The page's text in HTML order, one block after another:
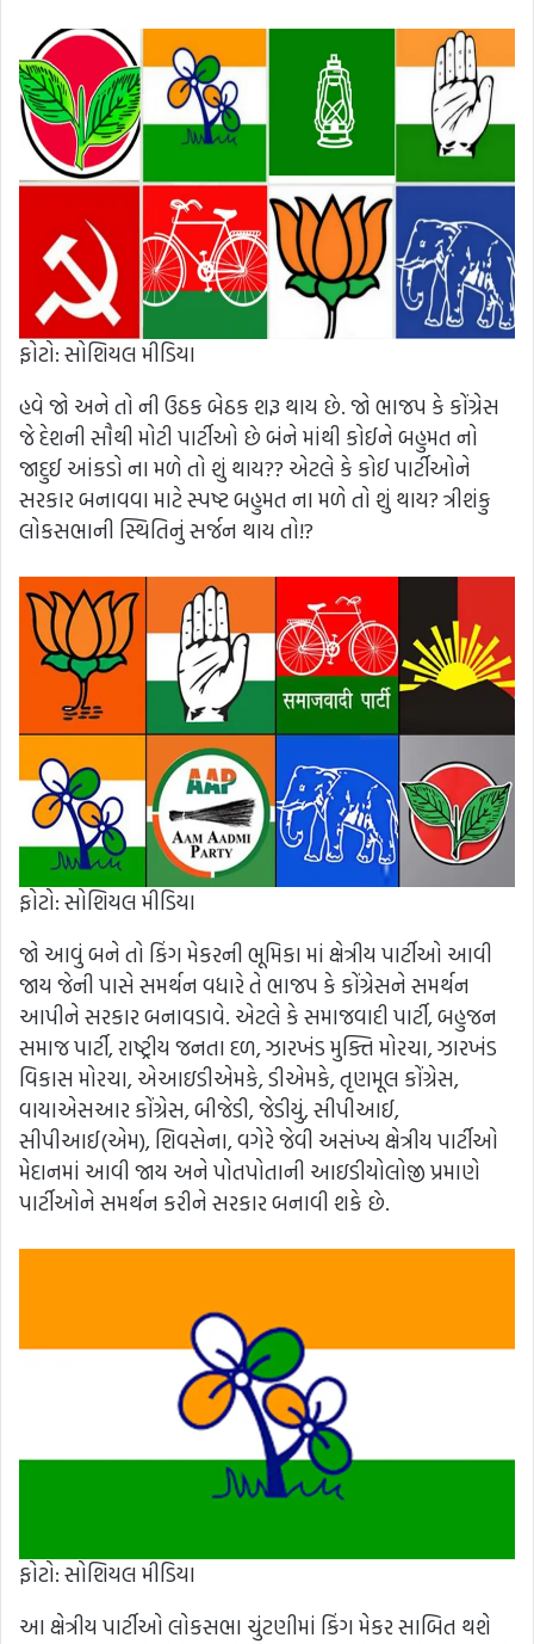
ફોટો: સોશિયલ મીડિયા
હવે જો અને તો ની ઉઠક બેઠક શરૂ થાય છે. જો ભાજપ કે કોંગ્રેસ
જે દેશની સૌથી મોટી પાર્ટીઓ છે બંને માંથી કોઈને બહુમત નો
જાદુઈ આંકડો ના મળે તો શું થાય?? એટલે કે કોઈ પાર્ટીઓને
સરકાર બનાવવા માટે સ્પષ્ટ બહુમત ના મળે તો શું થાય? ત્રીશંકુ
લોકસભાની સ્થિતિનું સર્જન થાય તો!?
ફોટો: સોશિયલ મીડિયા
જો આવું બને તો કિંગ મેકરની ભૂમિકા માં ક્ષેત્રીય પાર્ટીઓ આવી
જાય જેની પાસે સમર્થન વધારે તે ભાજપ કે કોંગ્રેસને સમર્થન
આપીને સરકાર બનાવડાવે. એટલે કે સમાજવાદી પાર્ટી, બહુજન
સમાજ પાર્ટી, રાષ્ટ્રીય જનતા દળ, ઝારખંડ મુક્તિ મોરચા, ઝારખંડ
વિકાસ મોરચા, એઆઇડીએમકે, ડીએમકે, તૃણમૂલ કોંગ્રેસ,
વાયાએસઆર કોંગ્રેસ, બીજેડી, જેડીયું, સીપીઆઈ,
સીપીઆઈ(એમ), શિવસેના, વગેરે જેવી અસંખ્ય ક્ષેત્રીય પાર્ટીઓ
મેદાનમાં આવી જાય અને પોતપોતાની આઇડીયોલોજી પ્રમાણે
પાર્ટીઓને સમર્થન કરીને સરકાર બનાવી શકે છે.
ફોટો: સોશિયલ મીડિયા
આ ક્ષેત્રીય પાર્ટીઓ લોકસભા ચુંટણીમાં કિંગ મેકર સાબિત થશે